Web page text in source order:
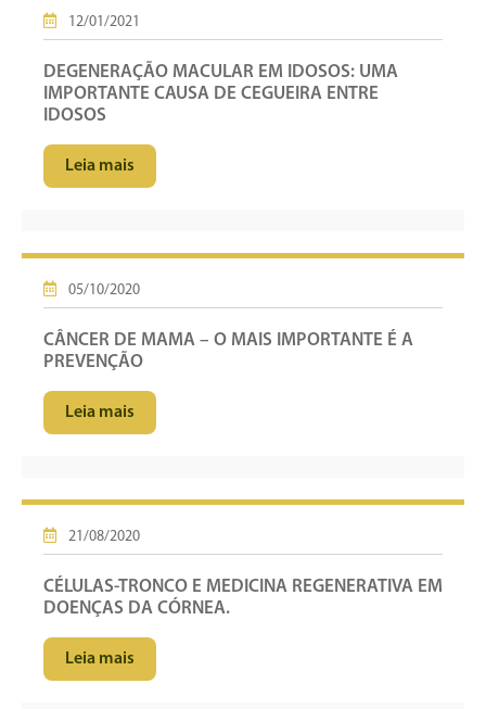
12/01/2021
DEGENERAÇÃO MACULAR EM IDOSOS: UMA
IMPORTANTE CAUSA DE CEGUEIRA ENTRE
IDOSOS
Leia mais
05/10/2020
CÂNCER DE MAMA – O MAIS IMPORTANTE É A
PREVENÇÃO
Leia mais
21/08/2020
CÉLULAS-TRONCO E MEDICINA REGENERATIVA EM
DOENÇAS DA CÓRNEA.
Leia mais